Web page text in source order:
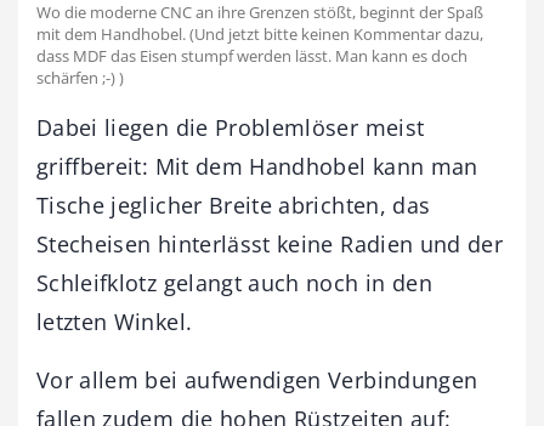
Wo die moderne CNC an ihre Grenzen stößt, beginnt der Spaß
mit dem Handhobel. (Und jetzt bitte keinen Kommentar dazu,
dass MDF das Eisen stumpf werden lässt. Man kann es doch
schärfen ;-) )
Dabei liegen die Problemlöser meist
griffbereit: Mit dem Handhobel kann man
Tische jeglicher Breite abrichten, das
Stecheisen hinterlässt keine Radien und der
Schleifklotz gelangt auch noch in den
letzten Winkel.
Vor allem bei aufwendigen Verbindungen
fallen zudem die hohen Rüstzeiten auf: